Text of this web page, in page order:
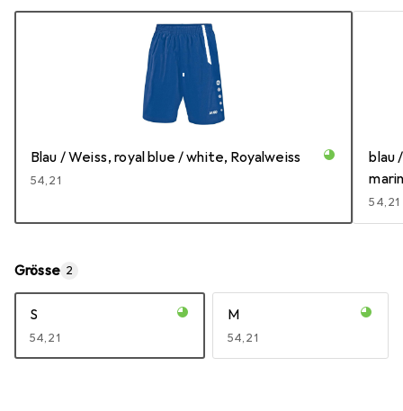
Blau / Weiss, royal blue / white, Royalweiss
EUR
54,21
blau
EUR
54,21
Grösse 2
S
EUR
54,21
M
EUR
54,21